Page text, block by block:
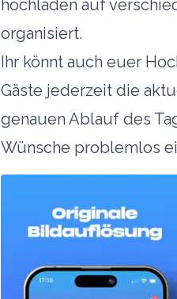
hochladen auf
organisiert.
Ihr könnt auch euer
Gäste jederzeit die
genauen Ablauf des
Wünsche problemlos